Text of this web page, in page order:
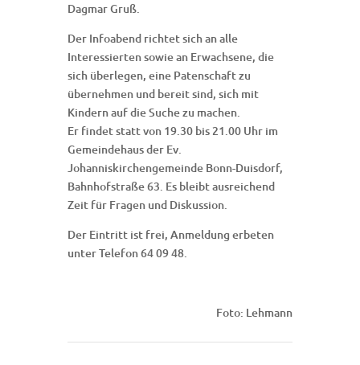
Dagmar Gruß.
Der Infoabend richtet sich an alle
Interessierten sowie an Erwachsene, die
sich überlegen, eine Patenschaft zu
übernehmen und bereit sind, sich mit
Kindern auf die Suche zu machen.
Er findet statt von 19.30 bis 21.00 Uhr im
Gemeindehaus der Ev.
Johanniskirchengemeinde Bonn-Duisdorf,
Bahnhofstraße 63. Es bleibt ausreichend
Zeit für Fragen und Diskussion.
Der Eintritt ist frei, Anmeldung erbeten
unter Telefon 64 09 48.
Foto: Lehmann